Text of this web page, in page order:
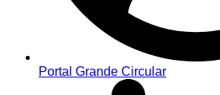
Portal Grande Circular